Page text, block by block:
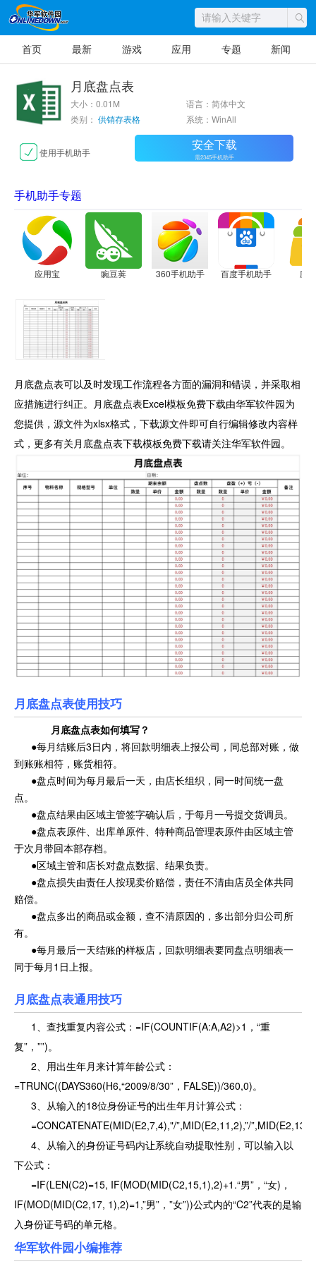
首页 最新 游戏 应用 专题 新闻
月底盘点表
大小：0.01M
语言：简体中文
类别： 供销存表格 系统：WinAll
使用手机助手 安全下载
需2345手机助手
手机助手专题
应用宝 豌豆荚 360手机助手 百度手机助手 应
月底盘点表可以及时发现工作流程各方面的漏洞和错误，并采取相
应措施进行纠正。月底盘点表Excel模板免费下载由华军软件园为
您提供，源文件为xlsx格式，下载源文件即可自行编辑修改内容样
式，更多有关月底盘点表下载模板免费下载请关注华军软件园。
月底盘点表使用技巧
月底盘点表如何填写？
●每月结账后3日内，将回款明细表上报公司，同总部对账，做
到账账相符，账货相符。
●盘点时间为每月最后一天，由店长组织，同一时间统一盘
点。
●盘点结果由区域主管签字确认后，于每月一号提交货调员。
●盘点表原件、出库单原件、特种商品管理表原件由区域主管
于次月带回本部存档。
●区域主管和店长对盘点数据、结果负责。
●盘点损失由责任人按现卖价赔偿，责任不清由店员全体共同
赔偿。
●盘点多出的商品或金额，查不清原因的，多出部分归公司所
有。
●每月最后一天结账的样板店，回款明细表要同盘点明细表一
同于每月1日上报。
月底盘点表通用技巧
1、查找重复内容公式：=IF(COUNTIF(A:A,A2)>1，“重
复”，””)。
2、用出生年月来计算年龄公式：
=TRUNC((DAYS360(H6,“2009/8/30”，FALSE))/360,0)。
3、从输入的18位身份证号的出生年月计算公式：
=CONCATENATE(MID(E2,7,4),"/”,MID(E2,11,2),”/
4、从输入的身份证号码内让系统自动提取性别，可以输入以
下公式：
=IF(LEN(C2)=15, IF(MOD(MID(C2,15,1),2)+1.“男”，“女)，
IF(MOD(MID(C2,17, 1),2)=1,”男”，”女”))公式内的“C2”代表的是输
入身份证号码的单元格。
华军软件园小编推荐